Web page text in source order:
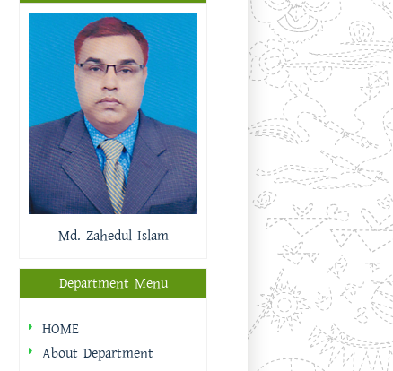
Md. Zahedul Islam
Department Menu
HOME
About Department